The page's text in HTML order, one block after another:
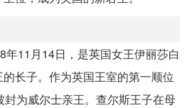
年11月14日，是英国女王伊丽莎白
长子。作为英国王室的第一顺位
为威尔士亲王。查尔斯王子在母